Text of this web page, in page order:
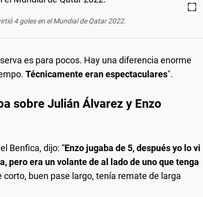
4 goles en el Mundial de Qatar 2022.
es para pocos. Hay una diferencia enorme
Técnicamente eran espectaculares".
sobre Julián Álvarez y Enzo
Benfica, dijo: “Enzo jugaba de 5, después yo lo vi
pero era un volante de al lado de uno que tenga
corto, buen pase largo, tenía remate de larga